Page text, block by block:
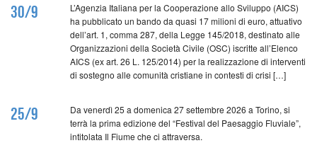
30/9
L’Agenzia Italiana per la Cooperazione allo Sviluppo (AICS)
ha pubblicato un bando da quasi 17 milioni di euro, attuativo
dell’art. 1, comma 287, della Legge 145/2018, destinato alle
Organizzazioni della Società Civile (OSC) iscritte all’Elenco
AICS (ex art. 26 L. 125/2014) per la realizzazione di interventi
di sostegno alle comunità cristiane in contesti di crisi […]
25/9
Da venerdì 25 a domenica 27 settembre 2026 a Torino, si
terrà la prima edizione del “Festival del Paesaggio Fluviale”,
intitolata Il Fiume che ci attraversa.